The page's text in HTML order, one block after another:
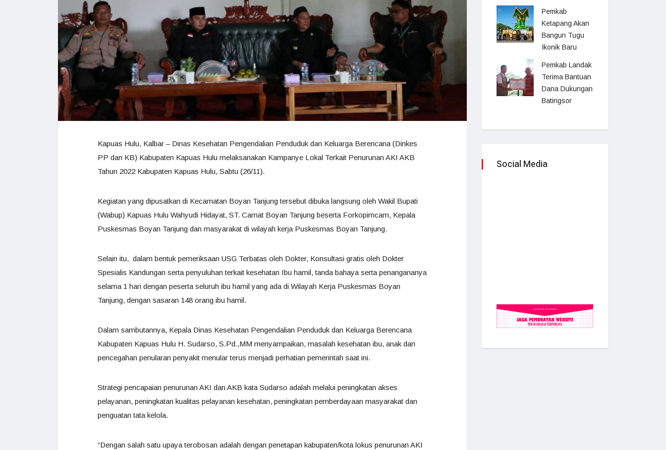
Kapuas Hulu, Kalbar – Dinas Kesehatan Pengendalian Penduduk dan Keluarga Berencana (Dinkes
PP dan KB) Kabupaten Kapuas Hulu melaksanakan Kampanye Lokal Terkait Penurunan AKI AKB
Tahun 2022 Kabupaten Kapuas Hulu, Sabtu (26/11).
Kegiatan yang dipusatkan di Kecamatan Boyan Tanjung tersebut dibuka langsung oleh Wakil Bupati
(Wabup) Kapuas Hulu Wahyudi Hidayat, ST. Camat Boyan Tanjung beserta Forkopimcam, Kepala
Puskesmas Boyan Tanjung dan masyarakat di wilayah kerja Puskesmas Boyan Tanjung.
Selain itu, dalam bentuk pemeriksaan USG Terbatas oleh Dokter, Konsultasi gratis oleh Dokter
Spesialis Kandungan serta penyuluhan terkait kesehatan Ibu hamil, tanda bahaya serta penangananya
selama 1 hari dengan peserta seluruh ibu hamil yang ada di Wilayah Kerja Puskesmas Boyan
Tanjung, dengan sasaran 148 orang ibu hamil.
Dalam sambutannya, Kepala Dinas Kesehatan Pengendalian Penduduk dan Keluarga Berencana
Kabupaten Kapuas Hulu H. Sudarso, S.Pd.,MM menyampaikan, masalah kesehatan ibu, anak dan
pencegahan penularan penyakit menular terus menjadi perhatian pemerintah saat ini.
Strategi pencapaian penurunan AKI dan AKB kata Sudarso adalah melalui peningkatan akses
pelayanan, peningkatan kualitas pelayanan kesehatan, peningkatan pemberdayaan masyarakat dan
penguatan tata kelola.
“Dengan salah satu upaya terobosan adalah dengan penetapan kabupaten/kota lokus penurunan AKI
Pemkab
Ketapang Akan
Bangun Tugu
Ikonik Baru
Pemkab Landak
Terima Bantuan
Dana Dukungan
Batingsor
Social Media